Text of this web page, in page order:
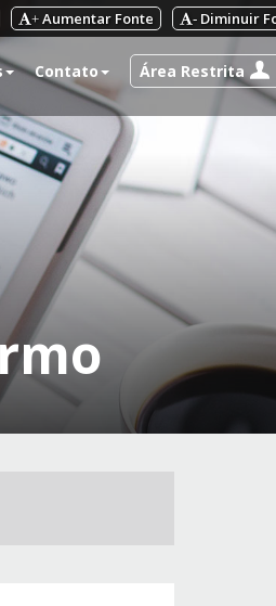
- Diminuir
+ Aumentar Fonte
Contato Área Restrita